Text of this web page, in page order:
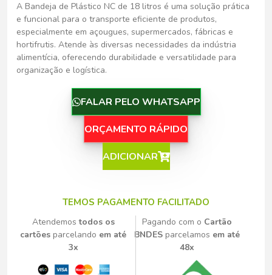
A Bandeja de Plástico NC de 18 litros é uma solução prática
e funcional para o transporte eficiente de produtos,
especialmente em açougues, supermercados, fábricas e
hortifrutis. Atende às diversas necessidades da indústria
alimentícia, oferecendo durabilidade e versatilidade para
organização e logística.
FALAR PELO WHATSAPP
ORÇAMENTO RÁPIDO
ADICIONAR
TEMOS PAGAMENTO FACILITADO
Atendemostodos os
cartões parcelando em até
3x
Pagando com o Cartão
BNDESparcelamos em até
48x